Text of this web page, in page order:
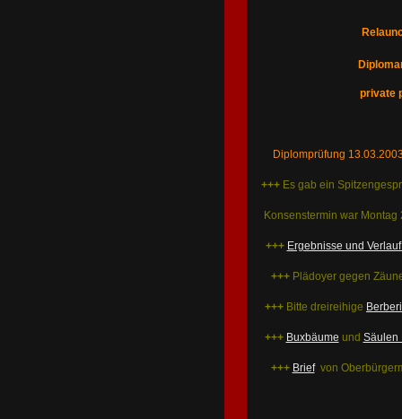
private
Diplomprüfung
+++ Es gab ein
Konsenstermin war
+++ Ergebnisse und
+++ Plädoyer gegen
+++ Bitte dreireihige
+++ Buxbäume und Säulen
+++ Briefvon